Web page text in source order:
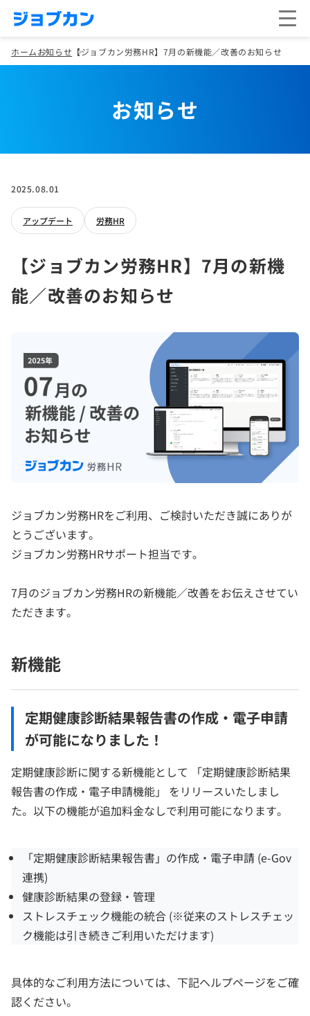
ホームお知らせ 【ジョブカン労務HR】7月の新機能／改善のお知らせ
お知らせ
2025.08.01
アップデート 労務HR
【ジョブカン労務HR】7月の新機
能／改善のお知らせ
ジョブカン労務HRをご利用、ご検討いただき誠にありが
とうございます。
ジョブカン労務HRサポート担当です。
7月のジョブカン労務HRの新機能／改善をお伝えさせてい
ただきます。
新機能
定期健康診断結果報告書の作成・電子申請
が可能になりました！
定期健康診断に関する新機能として 「定期健康診断結果
報告書の作成・電子申請機能」 をリリースいたしまし
た。以下の機能が追加料金なしで利用可能になります。
「定期健康診断結果報告書」の作成・電子申請 (e-Gov
連携)
健康診断結果の登録・管理
ストレスチェック機能の統合 (※従来のストレスチェッ
ク機能は引き続きご利用いただけます)
具体的なご利用方法については、下記ヘルプページをご確
認ください。